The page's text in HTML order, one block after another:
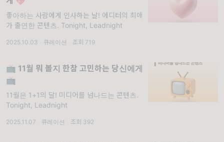
좋아하는 사람에게 인사하는 날! 에디터의 최애
가 출연한 콘텐츠. Tonight, Leadnight
2025.10.03 큐레이션 조회 719
📺 11월 뭐 볼지 한참 고민하는 당신에게
📺
11월은 1+1의 달! 미디어를 넘나드는 콘텐츠.
Tonight, Leadnight
2025.11.07 큐레이션 조회 392